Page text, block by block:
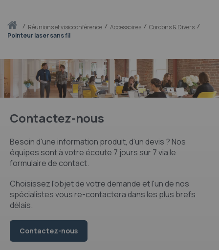
Accueilréunions et visioconférence Accessoires
Cordons & Divers
Pointeur laser sans fil
Contactez-nous
Besoin d'une information produit, d'un devis ? Nos
équipes sont à votre écoute 7 jours sur 7 via le
formulaire de contact.
Choisissez l'objet de votre demande et l'un de nos
spécialistes vous re-contactera dans les plus brefs
délais.
Contactez-nous